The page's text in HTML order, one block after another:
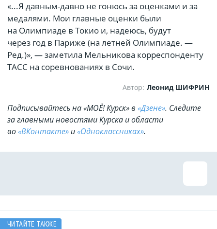
«...Я давным-давно не гонюсь за оценками и за
медалями. Мои главные оценки были
на Олимпиаде в Токио и, надеюсь, будут
через год в Париже (на летней Олимпиаде. —
Ред.)», — заметила Мельникова корреспонденту
ТАСС на соревнованиях в Сочи.
Автор: Леонид ШИФРИН
Подписывайтесь на «МОЁ! Курск» в «Дзене». Cледите
за главными новостями Курска и области
во«ВКонтакте» и«Одноклассниках».
ЧИТАЙТЕ ТАКЖЕ